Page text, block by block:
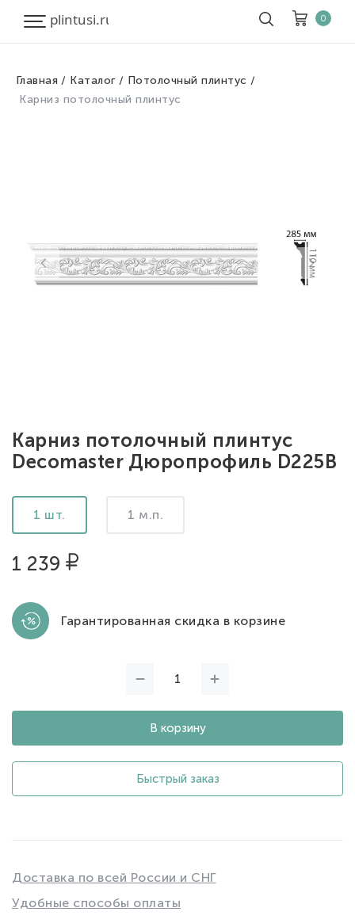
Корзина
0
Главная Каталог
Потолочный плинтус
Карниз потолочный плинтус
Карниз потолочный плинтус
Decomaster Дюропрофиль D225B
1 шт. 1 м.п.
1 239
Гарантированная скидка в корзине
В корзину
Быстрый заказ
Доставка по всей России и СНГ
Удобные способы оплаты